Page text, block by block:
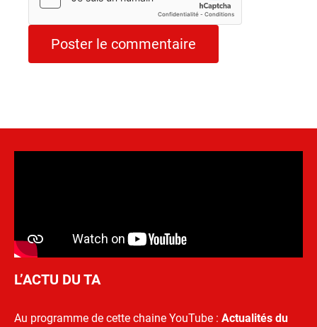
L’ACTU DU TA
Au programme de cette chaine YouTube : Actualités du